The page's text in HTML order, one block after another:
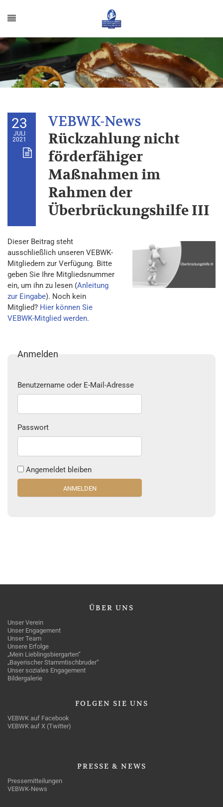
23
JULI
2021
Rückzahlung nicht
förderfähiger
Maßnahmen im
Rahmen der
Überbrückungshilfe III
Dieser Beitrag steht
ausschließlich unseren VEBWK-
Mitgliedern zur Verfügung. Bitte
geben Sie Ihre Mitgliedsnummer
ein, um ihn zu lesen (Anleitung
zur Eingabe). Noch kein
Mitglied? Hier können Sie
VEBWK-Mitglied werden.
Anmelden
Benutzername oder E-Mail-Adresse
Passwort
Angemeldet bleiben
ÜBER UNS
Unser Verein
Unser Engagement
Unser Team
Unsere Erfolge
„Mein Lieblingsbiergarten“
„Bayerischer Stammtischbruder“
Unser soziales Engagement
Bildergalerie
FOLGEN SIE UNS
VEBWK auf Facebook
VEBWK auf X (Twitter)
PRESSE & NEWS
Pressemitteilungen
VEBWK-News